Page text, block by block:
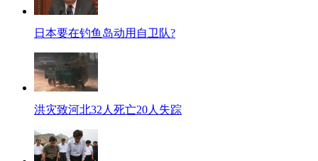
日本要在钓鱼岛动用自卫队?
洪灾致河北32人死亡20人失踪